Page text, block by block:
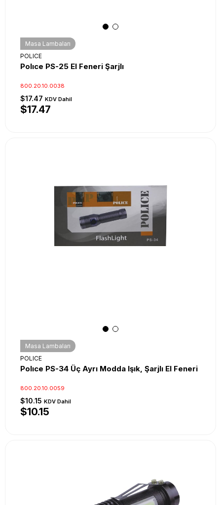
Masa Lambaları
POLICE
Polıce PS-25 El Feneri Şarjlı
800.20.10.0038
$17.47 KDV Dahil
$17.47
Masa Lambaları
POLICE
Polıce PS-34 Üç Ayrı Modda Işık, Şarjlı El Feneri
800.20.10.0059
$10.15 KDV Dahil
$10.15